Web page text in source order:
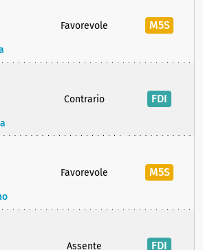
Favorevole M5S
Contrario FDI
Favorevole M5S
Assente FDI